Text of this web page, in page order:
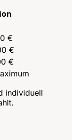
€
€
€
individuell